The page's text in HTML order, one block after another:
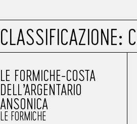
CLASSIFICAZIONE:
LE FORMICHE-COSTA
DELL’ARGENTARIO
ANSONICA
LE FORMICHE